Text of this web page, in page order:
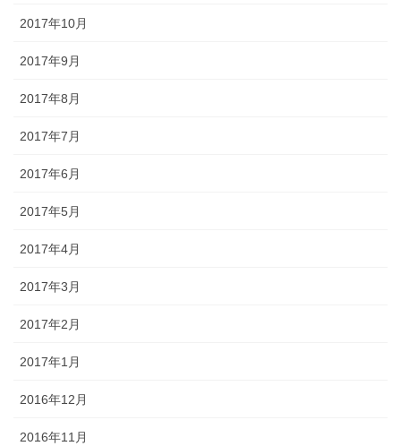
2017年10月
2017年9月
2017年8月
2017年7月
2017年6月
2017年5月
2017年4月
2017年3月
2017年2月
2017年1月
2016年12月
2016年11月